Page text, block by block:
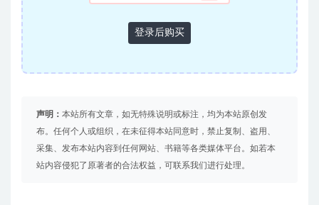
登录后购买
声明： 本站所有文章，如无特殊说明或标注，均为本站原创发
布。任何个人或组织，在未征得本站同意时，禁止复制、盗用、
采集、发布本站内容到任何网站、书籍等各类媒体平台。如若本
站内容侵犯了原著者的合法权益，可联系我们进行处理。